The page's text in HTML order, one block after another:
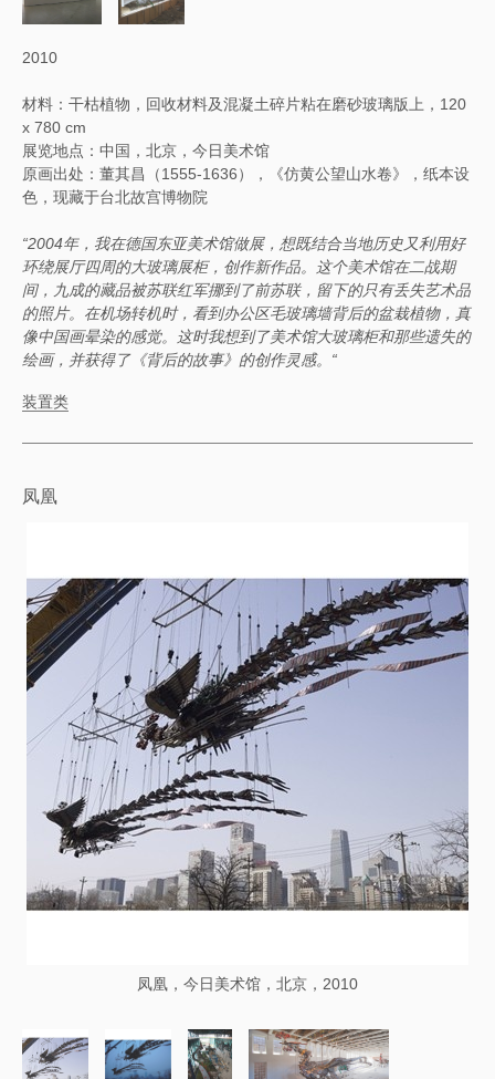
2010
材料：干枯植物，回收材料及混凝土碎片粘在磨砂玻璃版上，120
x 780 cm
展览地点：中国，北京，今日美术馆
原画出处：董其昌（1555-1636），《仿黄公望山水卷》，纸本设
色，现藏于台北故宫博物院
“2004年，我在德国东亚美术馆做展，想既结合当地历史又利用好
环绕展厅四周的大玻璃展柜，创作新作品。这个美术馆在二战期
间，九成的藏品被苏联红军挪到了前苏联，留下的只有丢失艺术品
的照片。在机场转机时，看到办公区毛玻璃墙背后的盆栽植物，真
像中国画晕染的感觉。这时我想到了美术馆大玻璃柜和那些遗失的
绘画，并获得了《背后的故事》的创作灵感。“
装置类
凤凰
凤凰，今日美术馆，北京，2010